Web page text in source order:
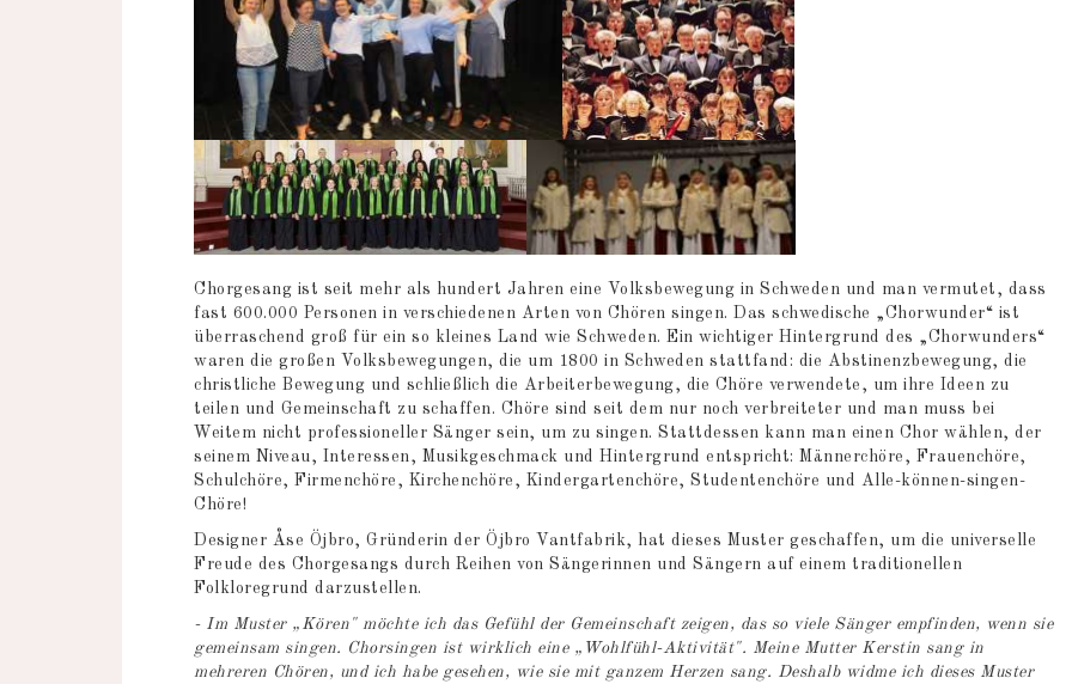
Chorgesang ist seit mehr als hundert Jahren eine Volksbewegung in Schweden und man vermutet, dass
fast 600.000 Personen in verschiedenen Arten von Chören singen. Das schwedische „Chorwunder“ ist
überraschend groß für ein so kleines Land wie Schweden. Ein wichtiger Hintergrund des „Chorwunders“
waren die großen Volksbewegungen, die um 1800 in Schweden stattfand: die Abstinenzbewegung, die
christliche Bewegung und schließlich die Arbeiterbewegung, die Chöre verwendete, um ihre Ideen zu
teilen und Gemeinschaft zu schaffen. Chöre sind seit dem nur noch verbreiteter und man muss bei
Weitem nicht professioneller Sänger sein, um zu singen. Stattdessen kann man einen Chor wählen, der
seinem Niveau, Interessen, Musikgeschmack und Hintergrund entspricht: Männerchöre, Frauenchöre,
Schulchöre, Firmenchöre, Kirchenchöre, Kindergartenchöre, Studentenchöre und Alle-können-singen-
Chöre!
Designer Åse Öjbro, Gründerin der Öjbro Vantfabrik, hat dieses Muster geschaffen, um die universelle
Freude des Chorgesangs durch Reihen von Sängerinnen und Sängern auf einem traditionellen
Folkloregrund darzustellen.
- Im Muster „Kören" möchte ich das Gefühl der Gemeinschaft zeigen, das so viele Sänger empfinden, wenn sie
gemeinsam singen. Chorsingen ist wirklich eine „Wohlfühl-Aktivität". Meine Mutter Kerstin sang in
mehreren Chören, und ich habe gesehen, wie sie mit ganzem Herzen sang. Deshalb widme ich dieses Muster